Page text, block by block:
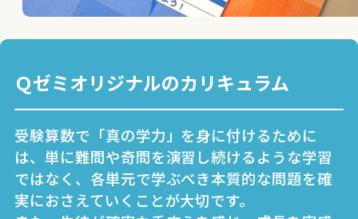
Ｑゼミオリジナルのカリキュラム
受験算数で「真の学力」を身に付けるために
は、単に難問や奇問を演習し続けるような学習
ではなく、各単元で学ぶべき本質的な問題を確
実におさえていくことが大切です。